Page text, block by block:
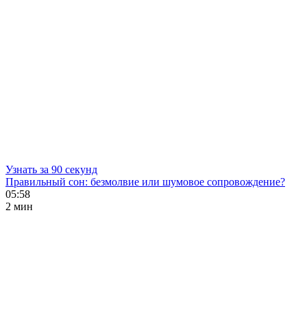
Узнать за 90 секунд
Правильный сон: безмолвие или шумовое сопровождение?
05:58
2 мин